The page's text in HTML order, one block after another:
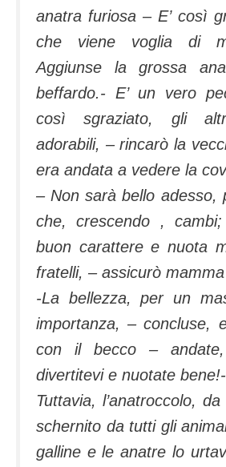
anatra furiosa – E’ così
che viene voglia di
Aggiunse la grossa
beffardo.- E’ un vero
così sgraziato, gli
adorabili, – rincarò la
era andata a vedere la
– Non sarà bello adesso,
che, crescendo ,
buon carattere e nuota
fratelli, – assicurò
-La bellezza, per un
importanza, – concluse,
con il becco –
divertitevi e nuotate bene!-
Tuttavia, l’anatroccolo,
schernito da tutti gli
galline e le anatre lo